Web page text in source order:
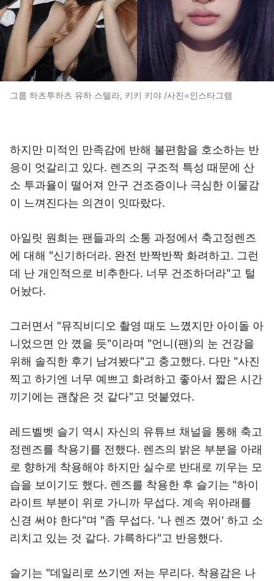
그룹 하츠투하츠 유하 스텔라, 키키 키야 /사진=인스타그램
하지만 미적인 만족감에 반해 불편함을 호소하는 반
응이 엇갈리고 있다. 렌즈의 구조적 특성 때문에 산
소 투과율이 떨어져 안구 건조증이나 극심한 이물감
이 느껴진다는 의견이 잇따랐다.
아일릿 원희는 팬들과의 소통 과정에서 축고정렌즈
에 대해 "신기하더라. 완전 반짝반짝 화려하고. 그런
데 난 개인적으로 비추한다. 너무 건조하더라"고 털
어놨다.
그러면서 "뮤직비디오 촬영 때도 느꼈지만 아이돌 아
니었으면 안 꼈을 듯"이라며 "언니(팬)의 눈 건강을
위해 솔직한 후기 남겨봤다"고 충고했다. 다만 "사진
찍고 하기엔 너무 예쁘고 화려하고 좋아서 짧은 시간
끼기에는 괜찮은 것 같다"고 덧붙였다.
레드벨벳 슬기 역시 자신의 유튜브 채널을 통해 축고
정렌즈를 착용기를 전했다. 렌즈의 밝은 부분을 아래
로 향하게 착용해야 하지만 실수로 반대로 끼우는 모
습을 보이기도 했다. 렌즈를 착용한 후 슬기는 "하이
라이트 부분이 위로 가니까 무섭다. 계속 위아래를
신경 써야 한다"며 "좀 무섭다. '나 렌즈 꼈어' 하고 소
리치고 있는 것 같다. 갸륵하다"고 반응했다.
슬기는 "데일리로 쓰기엔 저는 무리다. 착용감은 나